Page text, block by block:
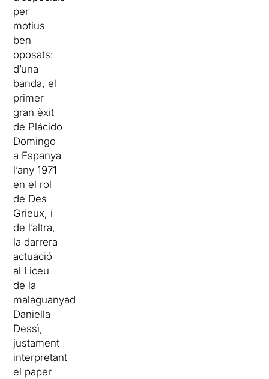
per
motius
ben
oposats:
d’una
banda, el
primer
gran èxit
de Plácido
Domingo
a Espanya
l’any 1971
en el rol
de Des
Grieux, i
de l’altra,
la darrera
actuació
al Liceu
de la
malaguanyada
Daniella
Dessì,
justament
interpretant
el paper